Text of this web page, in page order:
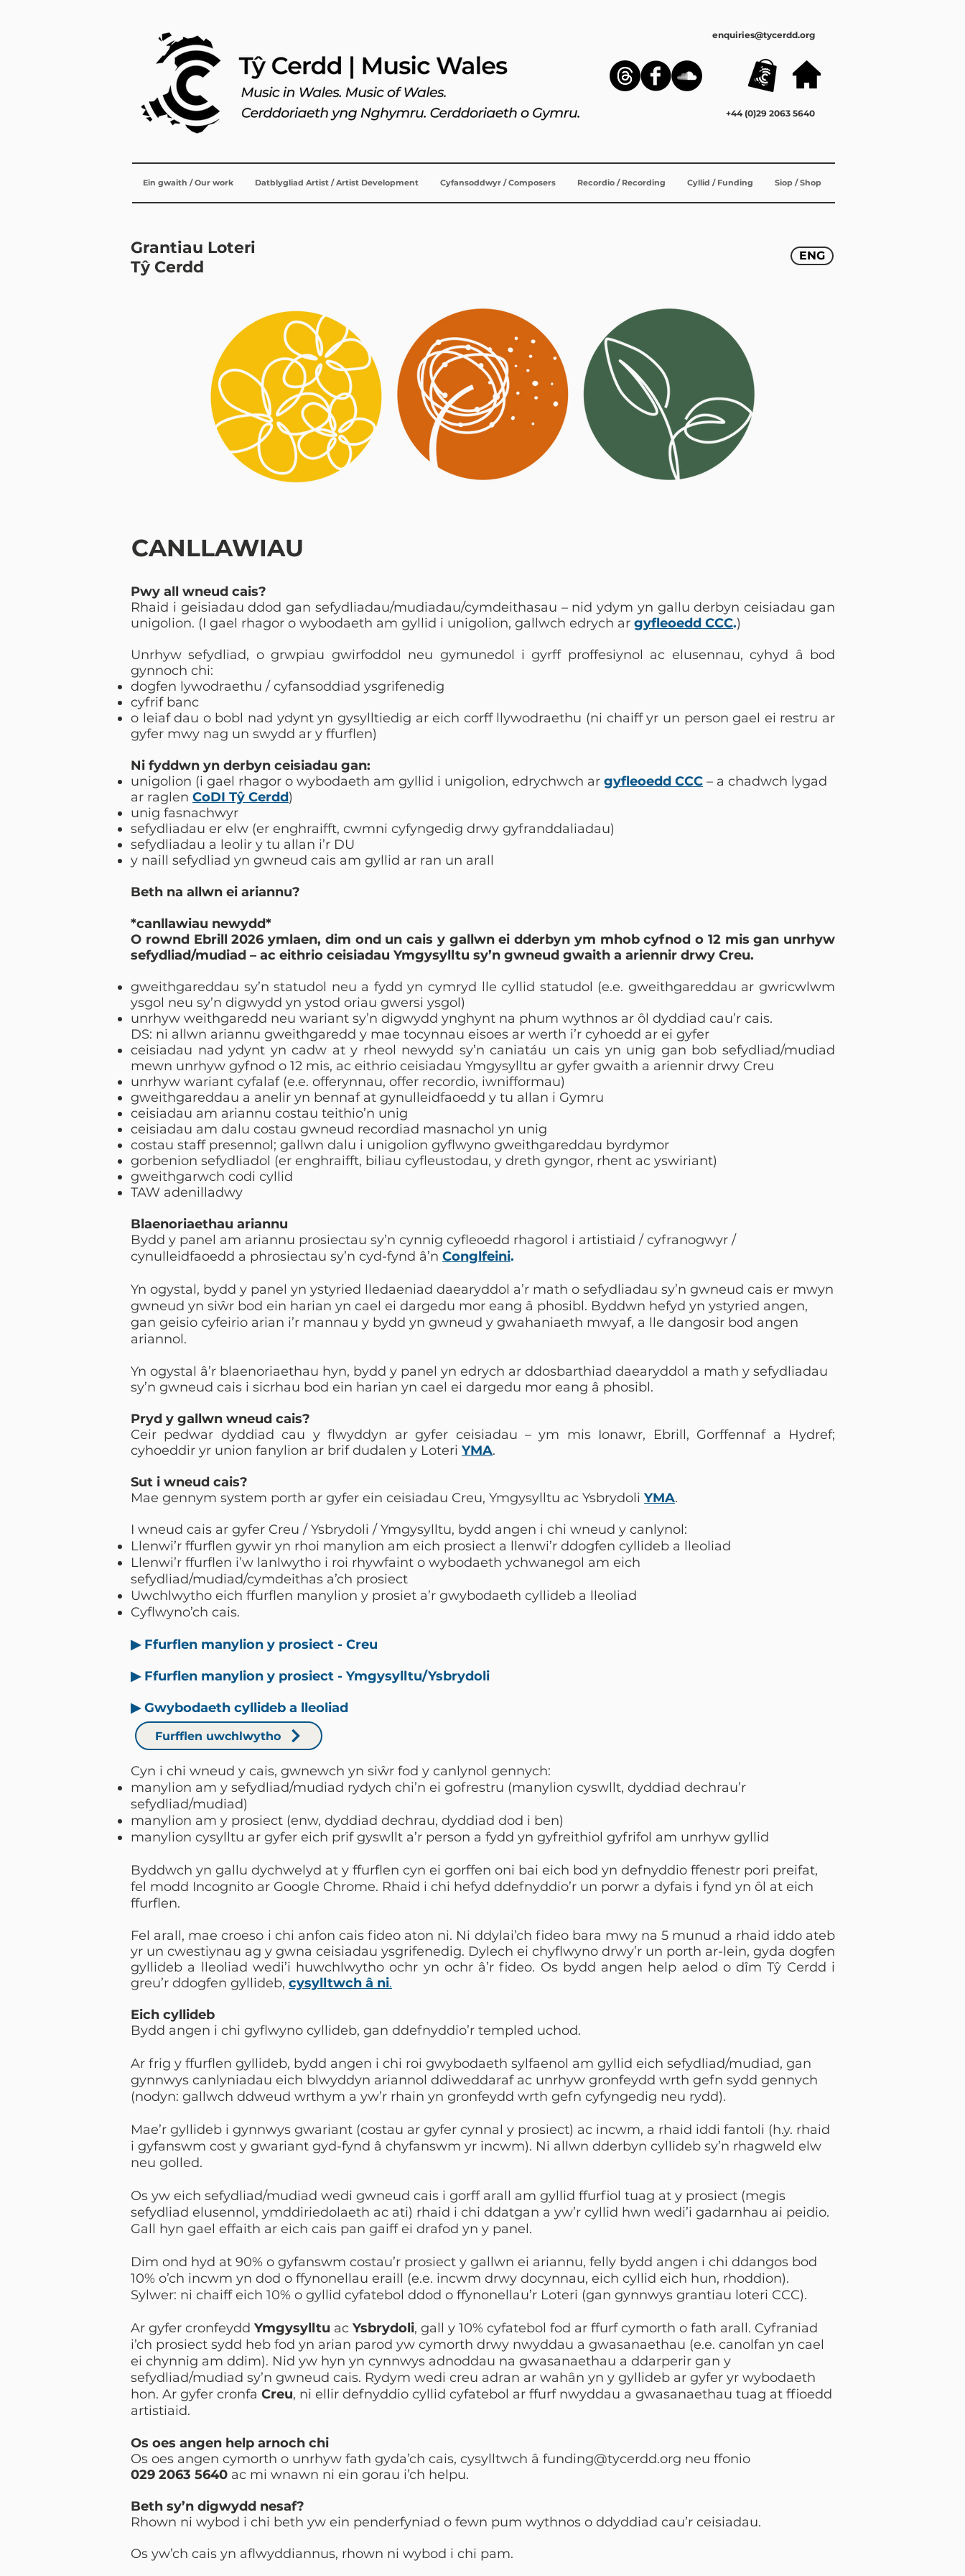
enquiries@tycerdd.org
+44 (0)29 2063 5640
Ein gwaith / Our work Datblygliad Artist / Artist Development Cyfansoddwyr / Composers Recordio / Recording Cyllid / Funding Siop / Shop
Grantiau Loteri
Tŷ Cerdd
ENG
CANLLAWIAU
Pwy all wneud cais?
Rhaid i geisiadau ddod gan sefydliadau/mudiadau/cymdeithasau – nid ydym yn gallu derbyn ceisiadau gan
unigolion. (I gael rhagor o wybodaeth am gyllid i unigolion, gallwch edrych ar gyfleoedd CCC.)
Unrhyw sefydliad, o grwpiau gwirfoddol neu gymunedol i gyrff proffesiynol ac elusennau, cyhyd â bod
gynnoch chi:
dogfen lywodraethu / cyfansoddiad ysgrifenedig
cyfrif banc
o leiaf dau o bobl nad ydynt yn gysylltiedig ar eich corff llywodraethu (ni chaiff yr un person gael ei restru ar
gyfer mwy nag un swydd ar y ffurflen)
Ni fyddwn yn derbyn ceisiadau gan:
unigolion (i gael rhagor o wybodaeth am gyllid i unigolion, edrychwch ar gyfleoedd CCC – a chadwch lygad
ar raglen CoDI Tŷ Cerdd)
unig fasnachwyr
sefydliadau er elw (er enghraifft, cwmni cyfyngedig drwy gyfranddaliadau)
sefydliadau a leolir y tu allan i’r DU
y naill sefydliad yn gwneud cais am gyllid ar ran un arall
Beth na allwn ei ariannu?
*canllawiau newydd*
O rownd Ebrill 2026 ymlaen, dim ond un cais y gallwn ei dderbyn ym mhob cyfnod o 12 mis gan unrhyw
sefydliad/mudiad – ac eithrio ceisiadau Ymgysylltu sy’n gwneud gwaith a ariennir drwy Creu.
gweithgareddau sy’n statudol neu a fydd yn cymryd lle cyllid statudol (e.e. gweithgareddau ar gwricwlwm
ysgol neu sy’n digwydd yn ystod oriau gwersi ysgol)
unrhyw weithgaredd neu wariant sy’n digwydd ynghynt na phum wythnos ar ôl dyddiad cau’r cais.
DS: ni allwn ariannu gweithgaredd y mae tocynnau eisoes ar werth i’r cyhoedd ar ei gyfer
ceisiadau nad ydynt yn cadw at y rheol newydd sy’n caniatáu un cais yn unig gan bob sefydliad/mudiad
mewn unrhyw gyfnod o 12 mis, ac eithrio ceisiadau Ymgysylltu ar gyfer gwaith a ariennir drwy Creu
unrhyw wariant cyfalaf (e.e. offerynnau, offer recordio, iwnifformau)
gweithgareddau a anelir yn bennaf at gynulleidfaoedd y tu allan i Gymru
ceisiadau am ariannu costau teithio’n unig
ceisiadau am dalu costau gwneud recordiad masnachol yn unig
costau staff presennol; gallwn dalu i unigolion gyflwyno gweithgareddau byrdymor
gorbenion sefydliadol (er enghraifft, biliau cyfleustodau, y dreth gyngor, rhent ac yswiriant)
gweithgarwch codi cyllid
TAW adenilladwy
Blaenoriaethau ariannu
Bydd y panel am ariannu prosiectau sy’n cynnig cyfleoedd rhagorol i artistiaid / cyfranogwyr /
cynulleidfaoedd a phrosiectau sy’n cyd-fynd â’n Conglfeini.
Yn ogystal, bydd y panel yn ystyried lledaeniad daearyddol a’r math o sefydliadau sy’n gwneud cais er mwyn
gwneud yn siŵr bod ein harian yn cael ei dargedu mor eang â phosibl. Byddwn hefyd yn ystyried angen,
gan geisio cyfeirio arian i’r mannau y bydd yn gwneud y gwahaniaeth mwyaf, a lle dangosir bod angen
ariannol.
Yn ogystal â’r blaenoriaethau hyn, bydd y panel yn edrych ar ddosbarthiad daearyddol a math y sefydliadau
sy’n gwneud cais i sicrhau bod ein harian yn cael ei dargedu mor eang â phosibl.
Pryd y gallwn wneud cais?
Ceir pedwar dyddiad cau y flwyddyn ar gyfer ceisiadau – ym mis Ionawr, Ebrill, Gorffennaf a Hydref;
cyhoeddir yr union fanylion ar brif dudalen y Loteri YMA.
Sut i wneud cais?
Mae gennym system porth ar gyfer ein ceisiadau Creu, Ymgysylltu ac Ysbrydoli YMA.
I wneud cais ar gyfer Creu / Ysbrydoli / Ymgysylltu, bydd angen i chi wneud y canlynol:
Llenwi’r ffurflen gywir yn rhoi manylion am eich prosiect a llenwi’r ddogfen cyllideb a lleoliad
Llenwi’r ffurflen i’w lanlwytho i roi rhywfaint o wybodaeth ychwanegol am eich
sefydliad/mudiad/cymdeithas a’ch prosiect
Uwchlwytho eich ffurflen manylion y prosiet a’r gwybodaeth cyllideb a lleoliad
Cyflwyno’ch cais.
▶ Ffurflen manylion y prosiect - Creu
▶ Ffurflen manylion y prosiect - Ymgysylltu/Ysbrydoli
▶ Gwybodaeth cyllideb a lleoliad
Cyn i chi wneud y cais, gwnewch yn siŵr fod y canlynol gennych:
manylion am y sefydliad/mudiad rydych chi’n ei gofrestru (manylion cyswllt, dyddiad dechrau’r
sefydliad/mudiad)
manylion am y prosiect (enw, dyddiad dechrau, dyddiad dod i ben)
manylion cysylltu ar gyfer eich prif gyswllt a’r person a fydd yn gyfreithiol gyfrifol am unrhyw gyllid
Byddwch yn gallu dychwelyd at y ffurflen cyn ei gorffen oni bai eich bod yn defnyddio ffenestr pori preifat,
fel modd Incognito ar Google Chrome. Rhaid i chi hefyd ddefnyddio’r un porwr a dyfais i fynd yn ôl at eich
ffurflen.
Fel arall, mae croeso i chi anfon cais fideo aton ni. Ni ddylai’ch fideo bara mwy na 5 munud a rhaid iddo ateb
yr un cwestiynau ag y gwna ceisiadau ysgrifenedig. Dylech ei chyflwyno drwy’r un porth ar-lein, gyda dogfen
gyllideb a lleoliad wedi’i huwchlwytho ochr yn ochr â’r fideo. Os bydd angen help aelod o dîm Tŷ Cerdd i
greu’r ddogfen gyllideb, cysylltwch â ni.
Eich cyllideb
Bydd angen i chi gyflwyno cyllideb, gan ddefnyddio’r templed uchod.
Ar frig y ffurflen gyllideb, bydd angen i chi roi gwybodaeth sylfaenol am gyllid eich sefydliad/mudiad, gan
gynnwys canlyniadau eich blwyddyn ariannol ddiweddaraf ac unrhyw gronfeydd wrth gefn sydd gennych
(nodyn: gallwch ddweud wrthym a yw’r rhain yn gronfeydd wrth gefn cyfyngedig neu rydd).
Mae’r gyllideb i gynnwys gwariant (costau ar gyfer cynnal y prosiect) ac incwm, a rhaid iddi fantoli (h.y. rhaid
i gyfanswm cost y gwariant gyd-fynd â chyfanswm yr incwm). Ni allwn dderbyn cyllideb sy’n rhagweld elw
neu golled.
Os yw eich sefydliad/mudiad wedi gwneud cais i gorff arall am gyllid ffurfiol tuag at y prosiect (megis
sefydliad elusennol, ymddiriedolaeth ac ati) rhaid i chi ddatgan a yw’r cyllid hwn wedi’i gadarnhau ai peidio.
Gall hyn gael effaith ar eich cais pan gaiff ei drafod yn y panel.
Dim ond hyd at 90% o gyfanswm costau’r prosiect y gallwn ei ariannu, felly bydd angen i chi ddangos bod
10% o’ch incwm yn dod o ffynonellau eraill (e.e. incwm drwy docynnau, eich cyllid eich hun, rhoddion).
Sylwer: ni chaiff eich 10% o gyllid cyfatebol ddod o ffynonellau’r Loteri (gan gynnwys grantiau loteri CCC).
Ar gyfer cronfeydd Ymgysylltu ac Ysbrydoli, gall y 10% cyfatebol fod ar ffurf cymorth o fath arall. Cyfraniad
i’ch prosiect sydd heb fod yn arian parod yw cymorth drwy nwyddau a gwasanaethau (e.e. canolfan yn cael
ei chynnig am ddim). Nid yw hyn yn cynnwys adnoddau na gwasanaethau a ddarperir gan y
sefydliad/mudiad sy’n gwneud cais. Rydym wedi creu adran ar wahân yn y gyllideb ar gyfer yr wybodaeth
hon. Ar gyfer cronfa Creu, ni ellir defnyddio cyllid cyfatebol ar ffurf nwyddau a gwasanaethau tuag at ffioedd
artistiaid.
Os oes angen help arnoch chi
Os oes angen cymorth o unrhyw fath gyda’ch cais, cysylltwch â funding@tycerdd.org neu ffonio
029 2063 5640 ac mi wnawn ni ein gorau i’ch helpu.
Beth sy’n digwydd nesaf?
Rhown ni wybod i chi beth yw ein penderfyniad o fewn pum wythnos o ddyddiad cau’r ceisiadau.
Os yw’ch cais yn aflwyddiannus, rhown ni wybod i chi pam.
Furfflen uwchlwytho